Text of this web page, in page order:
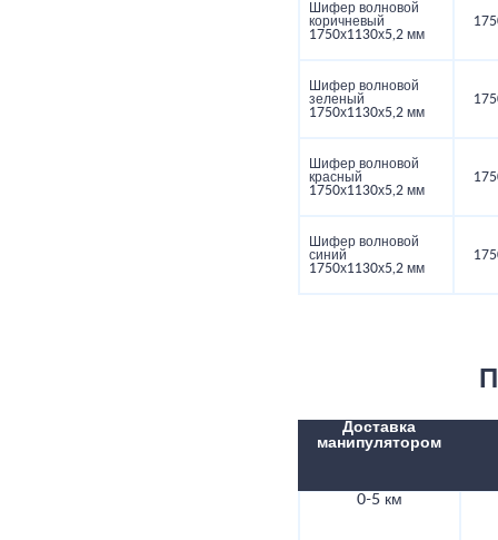
Шифер волновой
коричневый
1750х1130х5,2 мм
Шифер волновой
зеленый
1750х1130х5,2 мм
Шифер волновой
красный
1750х1130х5,2 мм
Шифер волновой
синий
1750х1130х5,2 мм
Доставка
манипулятором
0-5 км